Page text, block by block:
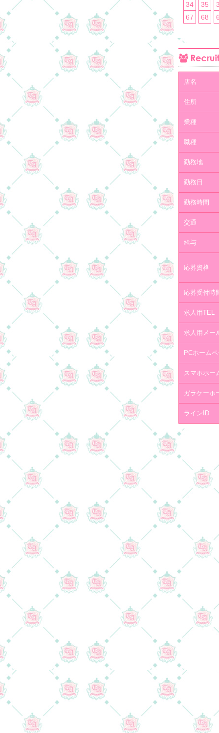
34
35
67
68
店名
住所
業種
職種
勤務地
勤務日
勤務時間
交通
給与
応募資格
応募受付時
求人用TEL
求人用メー
PCホーム
スマホホー
ガラケーホ
ラインID